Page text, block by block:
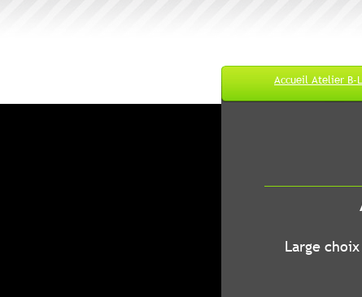
Accueil Atelier B-
B-
Large choix